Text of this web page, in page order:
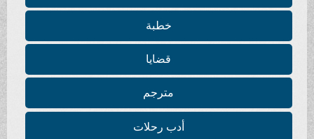
خطبة
قضايا
مترجم
أدب رحلات